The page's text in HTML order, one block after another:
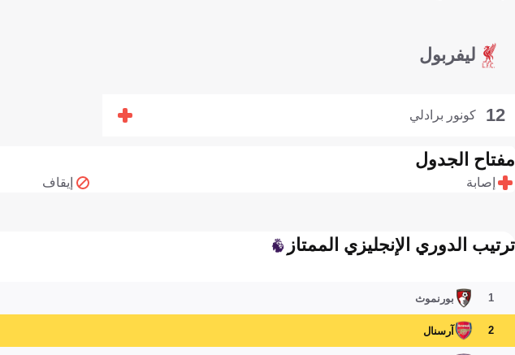
ليفربول
12 كونور برادلي
مفتاح الجدول
إصابة إيقاف
ترتيب الدوري الإنجليزي الممتاز
1 بورنموث
2 آرسنال